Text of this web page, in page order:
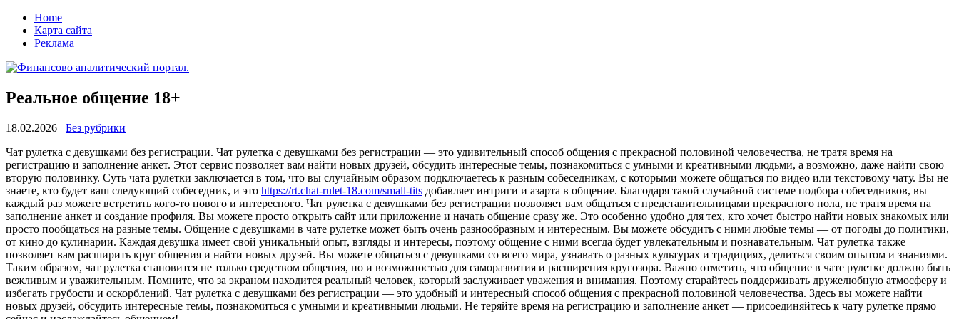
Home
Карта сайта
Реклама
Реальное общение 18+
18.02.2026
Без рубрики
Чaт рулeткa с дeвушкaми без регистрации. Чат рулетка с девушками без регистрации — это удивительный способ общения с прекрасной половиной человечества, не тратя время на
регистрацию и заполнение анкет. Этот сервис позволяет вам найти новых друзей, обсудить интересные темы, познакомиться с умными и креативными людьми, а возможно, даже найти свою
вторую половинку. Суть чата рулетки заключается в том, что вы случайным образом подключаетесь к разным собеседникам, с которыми можете общаться по видео или текстовому чату. Вы не
знаете, кто будет ваш следующий собеседник, и это https://rt.chat-rulet-18.com/small-tits добавляет интриги и азарта в общение. Благодаря такой случайной системе подбора собеседников, вы
каждый раз можете встретить кого-то нового и интересного. Чат рулетка с девушками без регистрации позволяет вам общаться с представительницами прекрасного пола, не тратя время на
заполнение анкет и создание профиля. Вы можете просто открыть сайт или приложение и начать общение сразу же. Это особенно удобно для тех, кто хочет быстро найти новых знакомых или
просто пообщаться на разные темы. Общение с девушками в чате рулетке может быть очень разнообразным и интересным. Вы можете обсудить с ними любые темы — от погоды до политики,
от кино до кулинарии. Каждая девушка имеет свой уникальный опыт, взгляды и интересы, поэтому общение с ними всегда будет увлекательным и познавательным. Чат рулетка также
позволяет вам расширить круг общения и найти новых друзей. Вы можете общаться с девушками со всего мира, узнавать о разных культурах и традициях, делиться своим опытом и знаниями.
Таким образом, чат рулетка становится не только средством общения, но и возможностью для саморазвития и расширения кругозора. Важно отметить, что общение в чате рулетке должно быть
вежливым и уважительным. Помните, что за экраном находится реальный человек, который заслуживает уважения и внимания. Поэтому старайтесь поддерживать дружелюбную атмосферу и
избегать грубости и оскорблений. Чат рулетка с девушками без регистрации — это удобный и интересный способ общения с прекрасной половиной человечества. Здесь вы можете найти
новых друзей, обсудить интересные темы, познакомиться с умными и креативными людьми. Не теряйте время на регистрацию и заполнение анкет — присоединяйтесь к чату рулетке прямо